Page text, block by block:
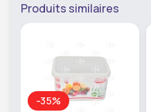
Produits similaires
-35%